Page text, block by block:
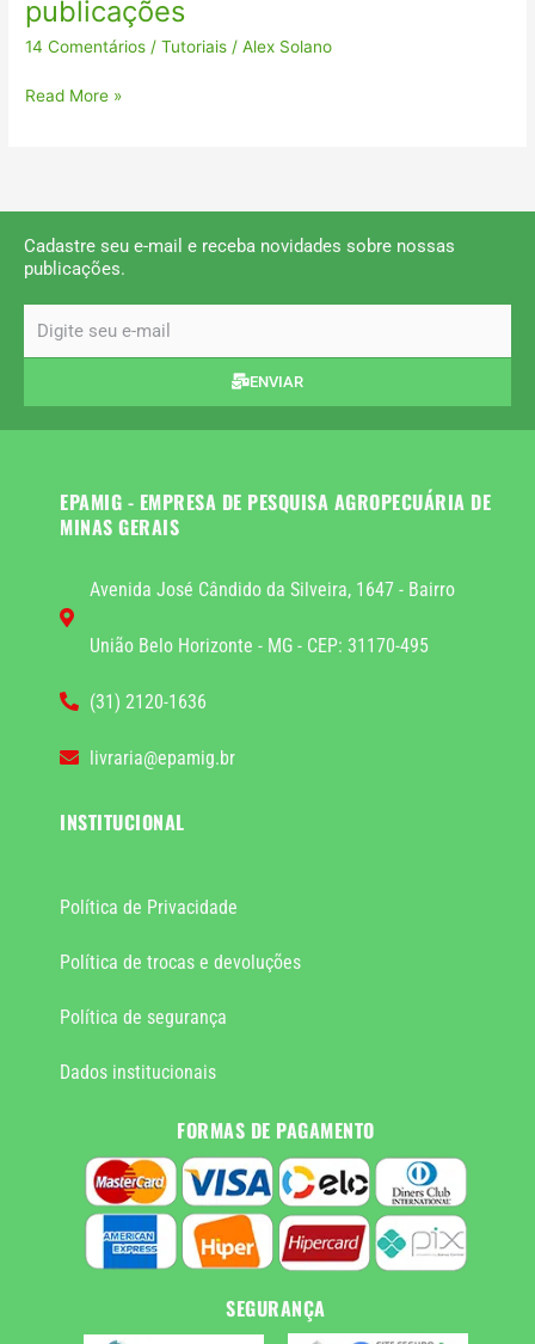
publicações
14 Comentários /Tutoriais /Alex Solano
categorias
das
Read More »
Cadastre seu e-mail e receba novidades sobre nossas
publicações.
ENVIAR
EPAMIG - EMPRESA DE PESQUISA AGROPECUÁRIA DE
MINAS GERAIS
Avenida José Cândido da Silveira, 1647 - Bairro
União Belo Horizonte - MG - CEP: 31170-495
(31) 2120-1636
livraria@epamig.br
INSTITUCIONAL
Política de Privacidade
Política de trocas e devoluções
Política de segurança
Dados institucionais
FORMAS DE PAGAMENTO
SEGURANÇA